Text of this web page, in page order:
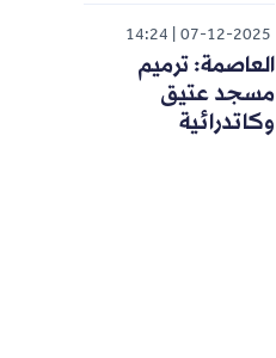
07-12-2025
14:24
العاصمة: ترميم
مسجد عتيق
وكاتدرائية